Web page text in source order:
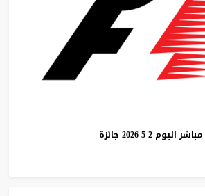
مباشر اليوم 2-5-2026
جائزة